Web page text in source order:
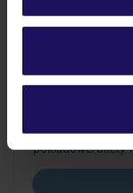
Szczegółowe
Często
Jak zmienić
Czy w Hotelu
Na jakiej
pokładowe/bilety